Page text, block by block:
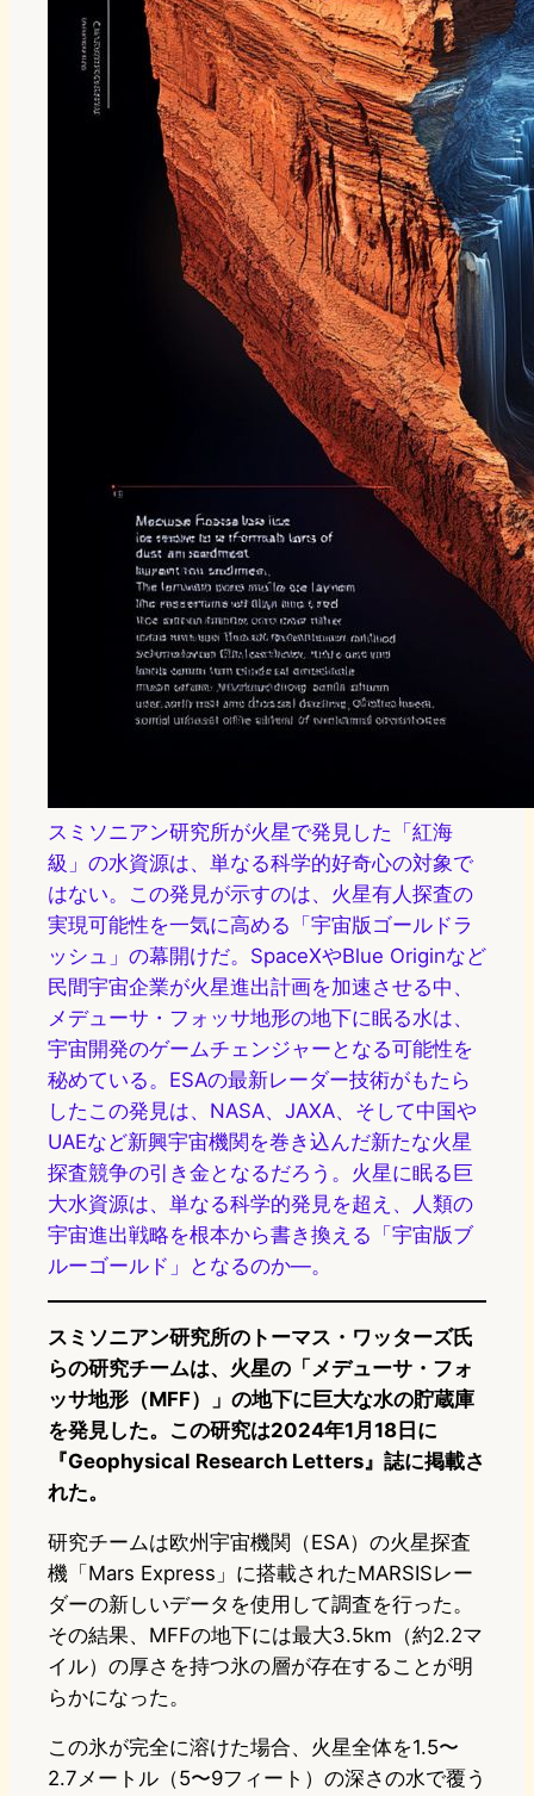
スミソニアン研究所が火星で発見した「紅海
級」の水資源は、単なる科学的好奇心の対象で
はない。この発見が示すのは、火星有人探査の
実現可能性を一気に高める「宇宙版ゴールドラ
ッシュ」の幕開けだ。SpaceXやBlue Originなど
民間宇宙企業が火星進出計画を加速させる中、
メデューサ・フォッサ地形の地下に眠る水は、
宇宙開発のゲームチェンジャーとなる可能性を
秘めている。ESAの最新レーダー技術がもたら
したこの発見は、NASA、JAXA、そして中国や
UAEなど新興宇宙機関を巻き込んだ新たな火星
探査競争の引き金となるだろう。火星に眠る巨
大水資源は、単なる科学的発見を超え、人類の
宇宙進出戦略を根本から書き換える「宇宙版ブ
ルーゴールド」となるのか—。
スミソニアン研究所のトーマス・ワッターズ氏
らの研究チームは、火星の「メデューサ・フォ
ッサ地形（MFF）」の地下に巨大な水の貯蔵庫
を発見した。この研究は2024年1月18日に
『Geophysical Research Letters』誌に掲載さ
れた。
研究チームは欧州宇宙機関（ESA）の火星探査
機「Mars Express」に搭載されたMARSISレー
ダーの新しいデータを使用して調査を行った。
その結果、MFFの地下には最大3.5km（約2.2マ
イル）の厚さを持つ氷の層が存在することが明
らかになった。
この氷が完全に溶けた場合、火星全体を1.5〜
2.7メートル（5〜9フィート）の深さの水で覆う